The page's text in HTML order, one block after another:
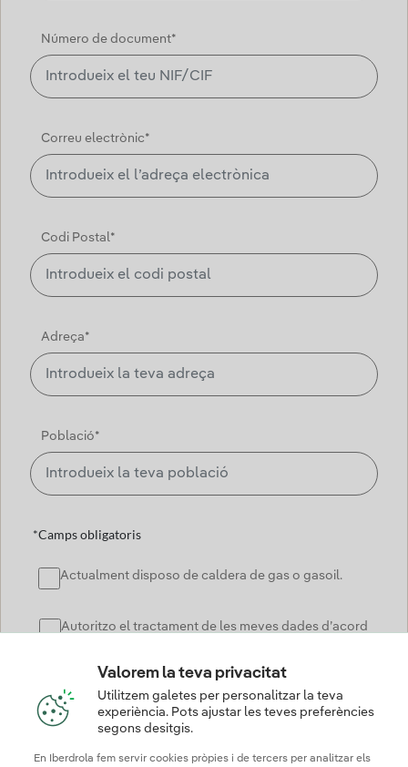
Número de document*
Correu electrònic*
Codi Postal*
Adreça*
Població*
*Camps obligatoris
Actualment disposo de caldera de gas o gasoil.
Autoritzo el tractament de les meves dades d’acord
Sol·licitar
Valorem la teva privacitat
Utilitzem galetes per personalitzar la teva
experiència. Pots ajustar les teves preferències
segons desitgis.
En Iberdrola fem servir cookies pròpies i de tercers per analitzar els